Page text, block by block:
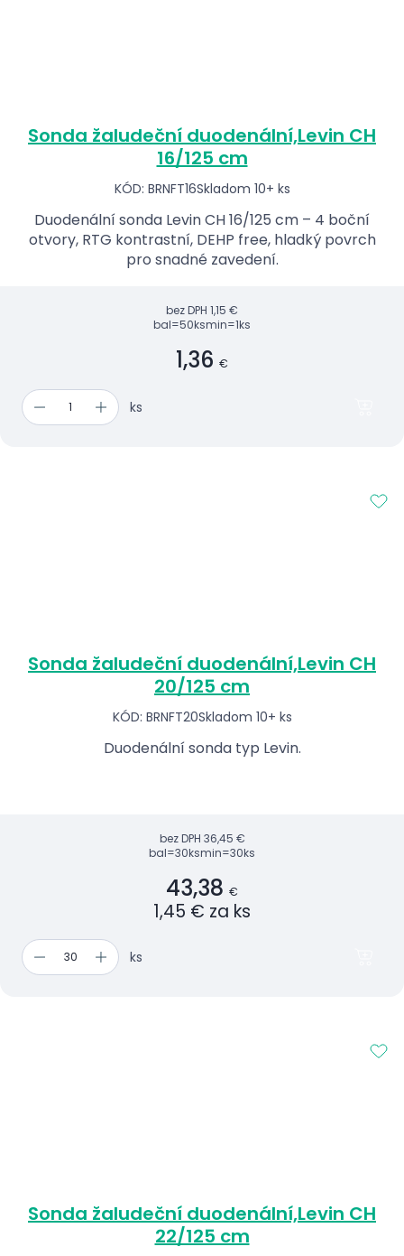
Sonda žaludeční duodenální,Levin CH
16/125 cm
KÓD: BRNFT16Skladom 10+ ks
Duodenální sonda Levin CH 16/125 cm – 4 boční
otvory, RTG kontrastní, DEHP free, hladký povrch
pro snadné zavedení.
bez DPH 1,15 €
bal=50ksmin=1ks
1,36 €
ks
Sonda žaludeční duodenální,Levin CH
20/125 cm
KÓD: BRNFT20Skladom 10+ ks
Duodenální sonda typ Levin.
bez DPH 36,45 €
bal=30ksmin=30ks
43,38 €
1,45 € za ks
ks
Sonda žaludeční duodenální,Levin CH
22/125 cm